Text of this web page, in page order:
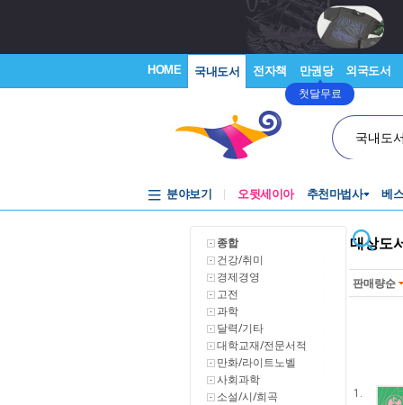
HOME 국내도서 전자책 만권당
첫달무료
외국도서
국내도
분야보기 오뒷세이아 추천마법사 베
종합
건강/취미
경제경영
고전
과학
달력/기타
대학교재/전문서적
만화/라이트노벨
사회과학
소설/시/희곡
대상도
판매량순
1.